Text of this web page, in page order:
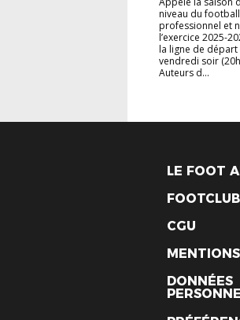
niveau du
professionnel et
l’exercice 2025-
la ligne de
vendredi soir
Auteurs d...
LE FOOT
CGU
DONNÉES